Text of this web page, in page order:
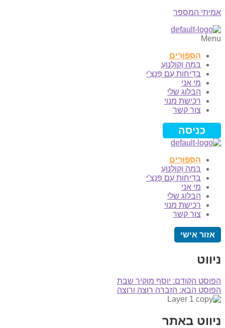
אמיתי המספר
Menu
הַסִּפּוּרִים
בָּמָה וְקוֹלְנוֹעַ
בְּדִיחוֹת עִם פַּנְצִ'י
מי אני
הבלוג שלי
רכישת מנוי
צור קשר
כניסה
הַסִּפּוּרִים
בָּמָה וְקוֹלְנוֹעַ
בְּדִיחוֹת עִם פַּנְצִ'י
מי אני
הבלוג שלי
רכישת מנוי
צור קשר
אזור אישי
ניווט
הפוסט הקודם: יוסף מוקיר שבת
הפוסט הבא: הזברה רוצה ורוצה
ניווט באתר